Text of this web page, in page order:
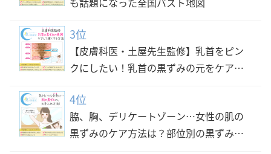
3位
【皮膚科医・土屋先生監修】乳首をピン
クにしたい！乳首の黒ずみの元をケアし
4位
脇、胸、デリケートゾーン…女性の肌の
黒ずみのケア方法は？部位別の黒ずみ防